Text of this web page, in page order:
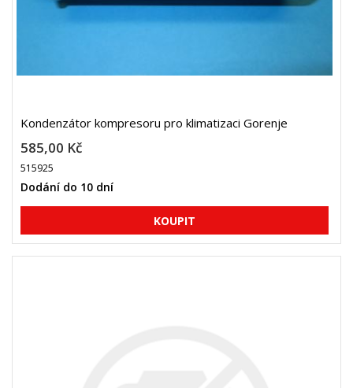
Kondenzátor kompresoru pro klimatizaci Gorenje
585,00 Kč
515925
Dodání do 10 dní